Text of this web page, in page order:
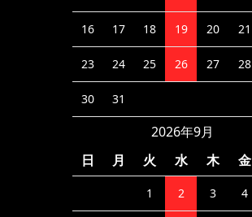
16 17 18 19 20 21
23 24 25 26 27 28
30 31
2026年9月
日
月 火 水 木 金
1 2 3 4